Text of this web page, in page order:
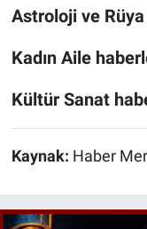
Astroloji ve Rüya
Kadın Aile
Kültür Sanat
Kaynak: Haber